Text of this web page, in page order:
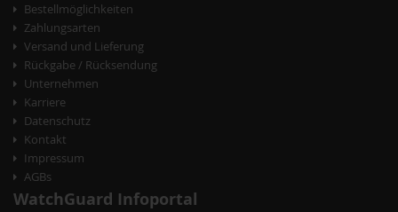
i
g
a
t
i
o
n
Bestellmöglichkeiten
Zahlungsarten
Versand und Lieferung
Rückgabe / Rücksendung
Unternehmen
Karriere
Datenschutz
Kontakt
Impressum
AGBs
WatchGuard Infoportal